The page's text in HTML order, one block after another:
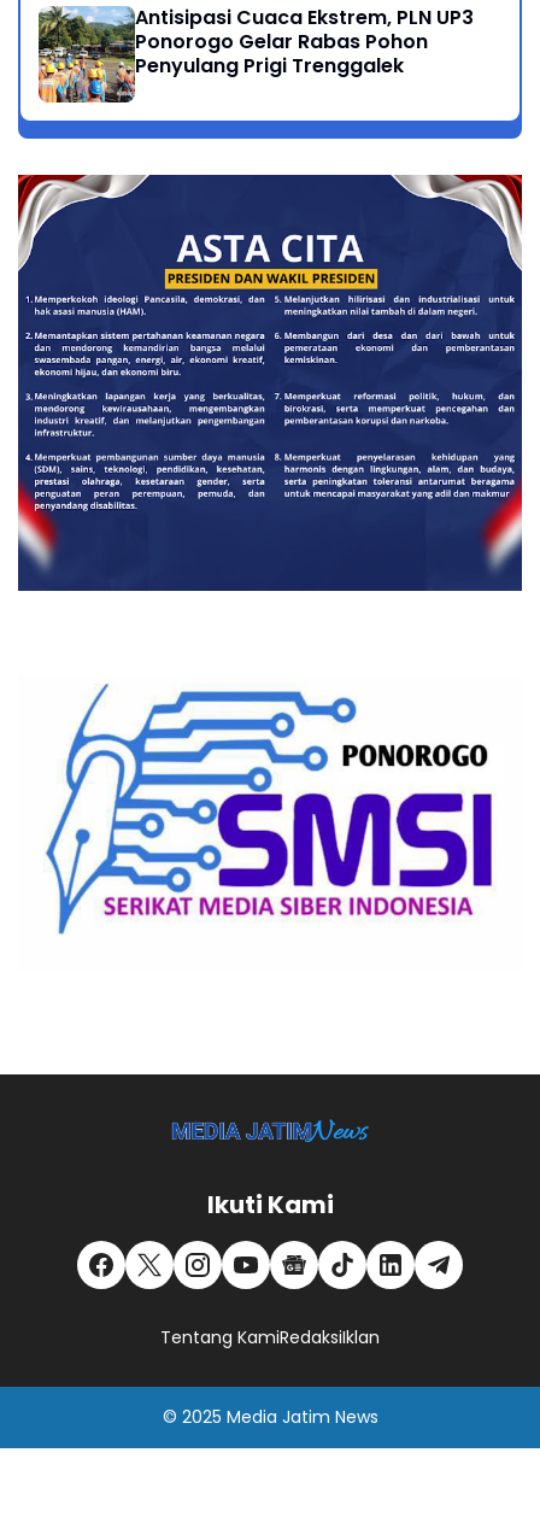
Antisipasi Cuaca Ekstrem, PLN UP3
Ponorogo Gelar Rabas Pohon
Penyulang Prigi Trenggalek
Ikuti Kami
Tentang KamiRedaksiIklan
© 2025 Media Jatim News